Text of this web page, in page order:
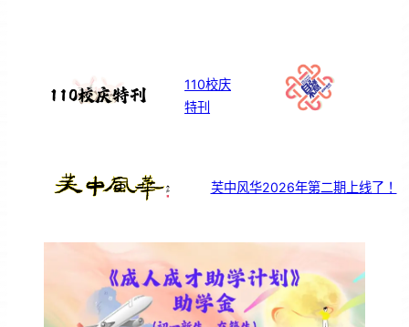
110校庆
特刊
芙中风华2026年第二期上线了！